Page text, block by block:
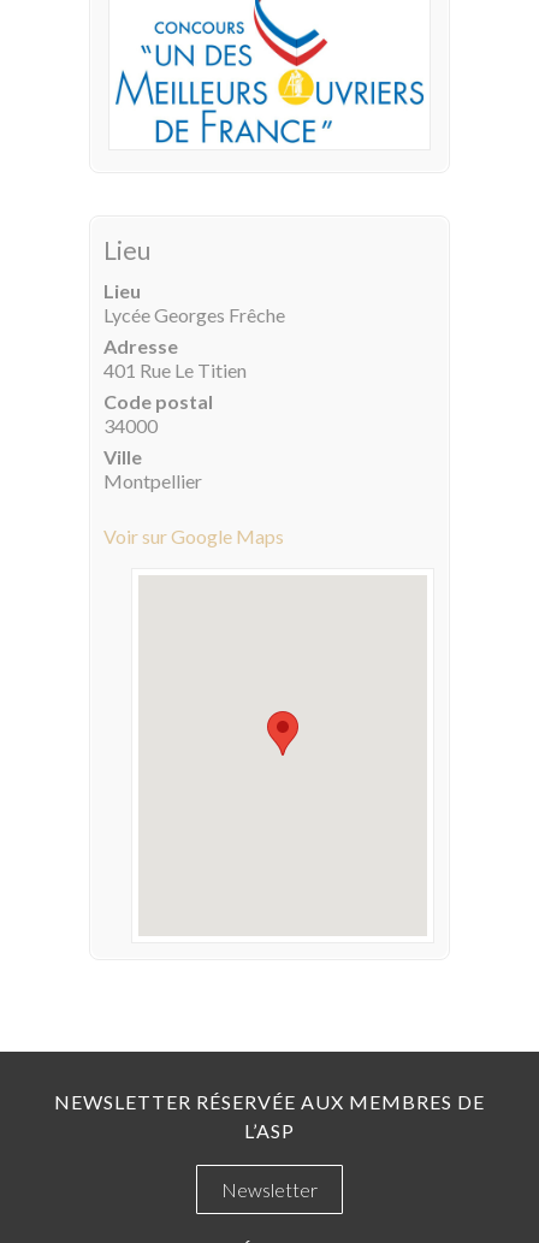
Lieu
Lieu
Lycée Georges Frêche
Adresse
401 Rue Le Titien
Code postal
34000
Ville
Montpellier
Voir sur Google Maps
NEWSLETTER RÉSERVÉE AUX MEMBRES DE
L’ASP
Newsletter